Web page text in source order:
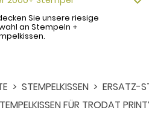
Sie unsere riesige
an Stempeln +
STEMPELKISSEN
ERSATZ-
FÜR TRODAT